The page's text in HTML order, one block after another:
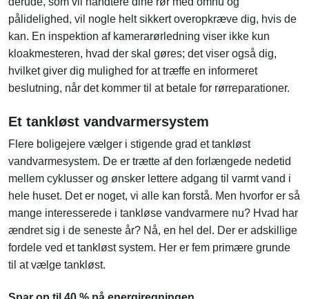
pålidelighed, vil nogle helt sikkert overopkræve dig, hvis de
kan. En inspektion af kamerarørledning viser ikke kun
kloakmesteren, hvad der skal gøres; det viser også dig,
hvilket giver dig mulighed for at træffe en informeret
beslutning, når det kommer til at betale for rørreparationer.
Et tankløst vandvarmersystem
Flere boligejere vælger i stigende grad et tankløst
vandvarmesystem. De er trætte af den forlængede nedetid
mellem cyklusser og ønsker lettere adgang til varmt vand i
hele huset. Det er noget, vi alle kan forstå. Men hvorfor er så
mange interesserede i tankløse vandvarmere nu? Hvad har
ændret sig i de seneste år? Nå, en hel del. Der er adskillige
fordele ved et tankløst system. Her er fem primære grunde
til at vælge tankløst.